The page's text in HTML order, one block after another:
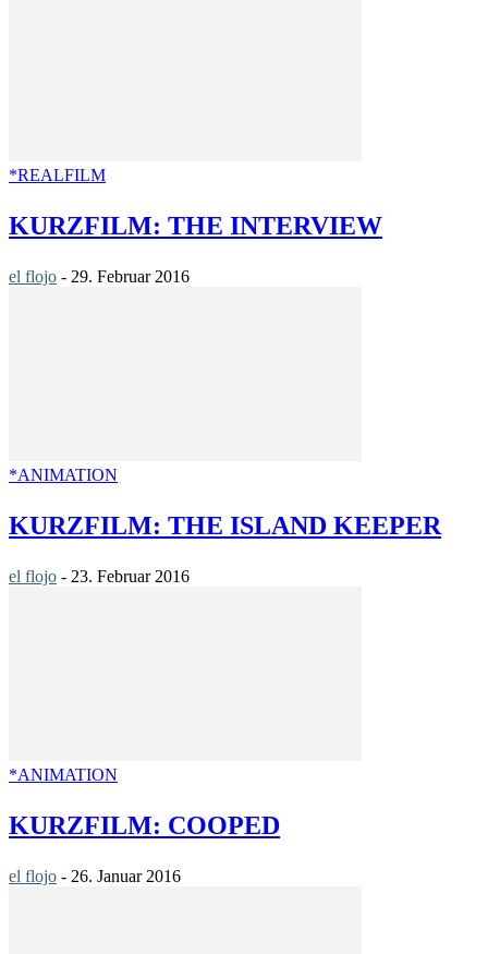
*REALFILM
KURZFILM: THE INTERVIEW
el flojo - 29. Februar 2016
*ANIMATION
KURZFILM: THE ISLAND KEEPER
el flojo - 23. Februar 2016
*ANIMATION
KURZFILM: COOPED
el flojo - 26. Januar 2016